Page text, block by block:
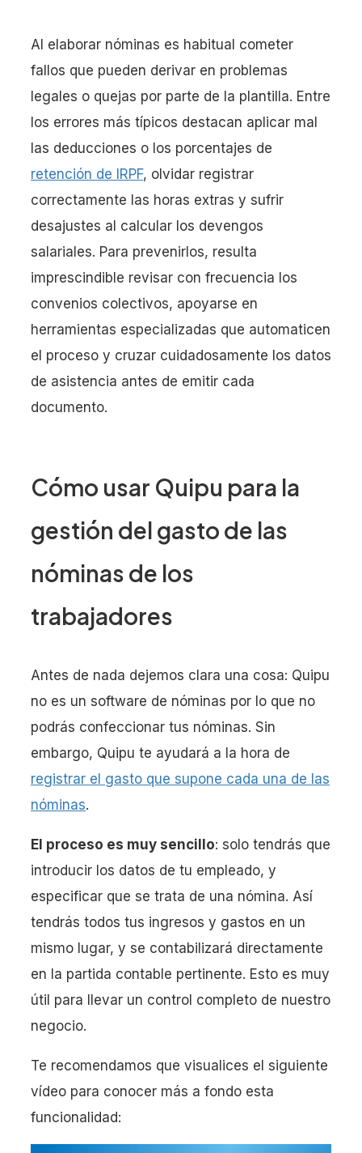
Al elaborar nóminas es habitual cometer
fallos que pueden derivar en problemas
legales o quejas por parte de la plantilla. Entre
los errores más típicos destacan aplicar mal
las deducciones o los porcentajes de
retención de IRPF, olvidar registrar
correctamente las horas extras y sufrir
desajustes al calcular los devengos
salariales. Para prevenirlos, resulta
imprescindible revisar con frecuencia los
convenios colectivos, apoyarse en
herramientas especializadas que automaticen
el proceso y cruzar cuidadosamente los datos
de asistencia antes de emitir cada
documento.
Cómo usar Quipu para la
gestión del gasto de las
nóminas de los
trabajadores
Antes de nada dejemos clara una cosa: Quipu
no es un software de nóminas por lo que no
podrás confeccionar tus nóminas. Sin
embargo, Quipu te ayudará a la hora de
registrar el gasto que supone cada una de las
nóminas.
El proceso es muy sencillo: solo tendrás que
introducir los datos de tu empleado, y
especificar que se trata de una nómina. Así
tendrás todos tus ingresos y gastos en un
mismo lugar, y se contabilizará directamente
en la partida contable pertinente. Esto es muy
útil para llevar un control completo de nuestro
negocio.
Te recomendamos que visualices el siguiente
vídeo para conocer más a fondo esta
funcionalidad: